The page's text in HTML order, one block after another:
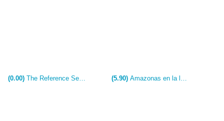
(0.00) The Reference Section (C) (5.90)Amazonas en la luna